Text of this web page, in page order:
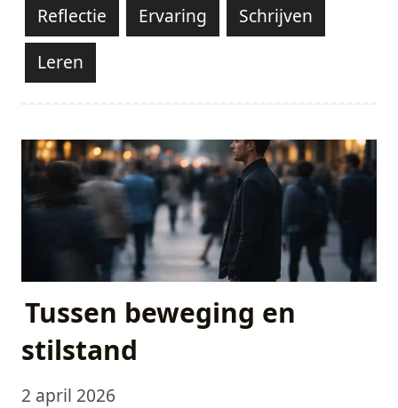
Reflectie Ervaring
Schrijven
Leren
Tussen beweging en
stilstand
2 april 2026